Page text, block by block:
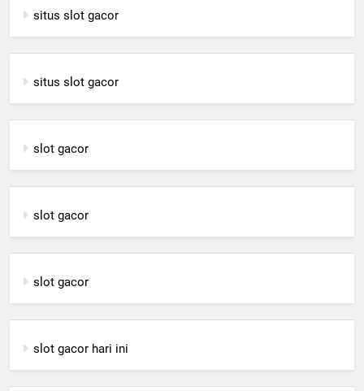
situs slot gacor
situs slot gacor
slot gacor
slot gacor
slot gacor
slot gacor hari ini